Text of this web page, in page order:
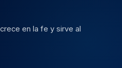
en la fe y sirve al